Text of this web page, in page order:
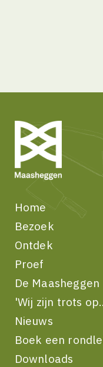
Home
Bezoek
Ontdek
Proef
De Maasheggen
'Wij zijn trots
Nieuws
Boek een
Downloads